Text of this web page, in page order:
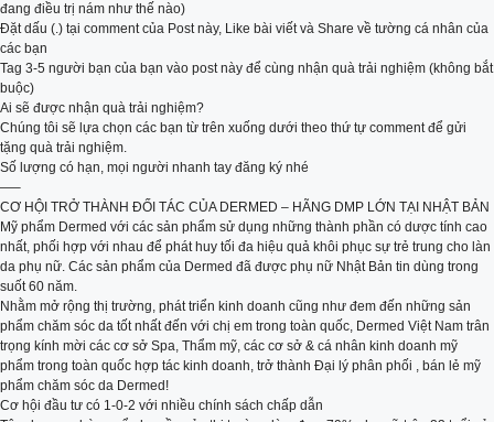
đang điều trị nám như thế nào)
Đặt dấu (.) tại comment của Post này, Like bài viết và Share về tường cá nhân của
các bạn
Tag 3-5 người bạn của bạn vào post này để cùng nhận quà trải nghiệm (không bắt
buộc)
Ai sẽ được nhận quà trải nghiệm?
Chúng tôi sẽ lựa chọn các bạn từ trên xuống dưới theo thứ tự comment để gửi
tặng quà trải nghiệm.
Số lượng có hạn, mọi người nhanh tay đăng ký nhé
—–
CƠ HỘI TRỞ THÀNH ĐỐI TÁC CỦA DERMED – HÃNG DMP LỚN TẠI NHẬT BẢN
Mỹ phẩm Dermed với các sản phẩm sử dụng những thành phần có dược tính cao
nhất, phối hợp với nhau để phát huy tối đa hiệu quả khôi phục sự trẻ trung cho làn
da phụ nữ. Các sản phẩm của Dermed đã được phụ nữ Nhật Bản tin dùng trong
suốt 60 năm.
Nhằm mở rộng thị trường, phát triển kinh doanh cũng như đem đến những sản
phẩm chăm sóc da tốt nhất đến với chị em trong toàn quốc, Dermed Việt Nam trân
trọng kính mời các cơ sở Spa, Thẩm mỹ, các cơ sở & cá nhân kinh doanh mỹ
phẩm trong toàn quốc hợp tác kinh doanh, trở thành Đại lý phân phối , bán lẻ mỹ
phẩm chăm sóc da Dermed!
Cơ hội đầu tư có 1-0-2 với nhiều chính sách chấp dẫn